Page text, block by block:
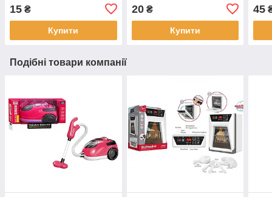
15 ₴
Купити
20₴
Купити
45
Подібні товари компанії